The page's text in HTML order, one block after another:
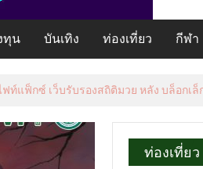
ทุน บันเทิง ท่องเที่ยว กีฬา
แฟ็กซ์ เว็บรับรองสถิติมวย หลัง บล็อกเล็
ท่องเที่ยว